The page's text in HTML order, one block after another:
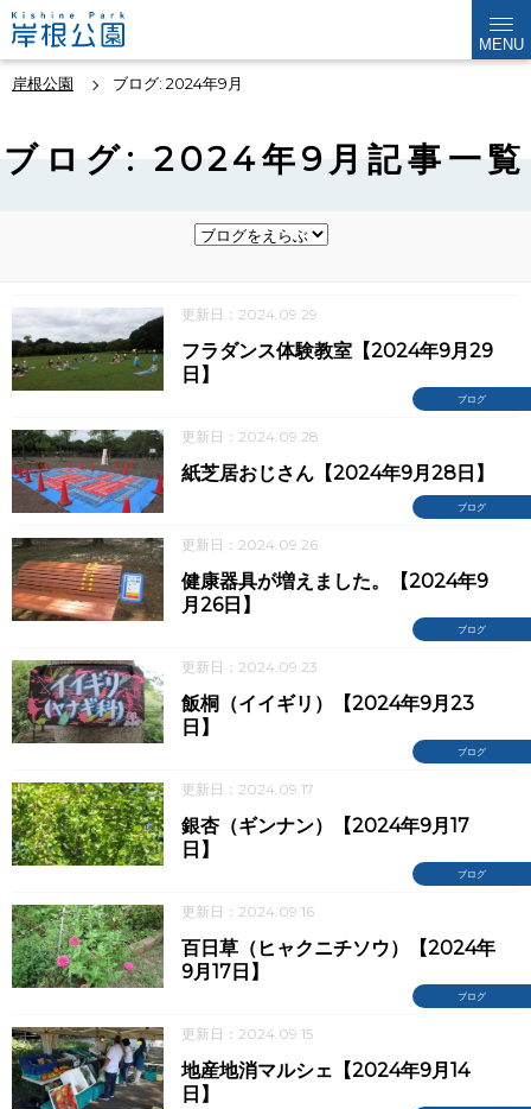
MENU
岸根公園 ブログ: 2024年9月
ブログ: 2024年9月記事一覧
更新日：2024.09.29
ブログ
フラダンス体験教室【2024年9月29
日】
更新日：2024.09.28
ブログ
紙芝居おじさん【2024年9月28日】
更新日：2024.09.26
ブログ
健康器具が増えました。【2024年9
月26日】
更新日：2024.09.23
ブログ
飯桐（イイギリ）【2024年9月23
日】
更新日：2024.09.17
ブログ
銀杏（ギンナン）【2024年9月17
日】
更新日：2024.09.16
ブログ
百日草（ヒャクニチソウ）【2024年
9月17日】
更新日：2024.09.15
地産地消マルシェ【2024年9月14
日】